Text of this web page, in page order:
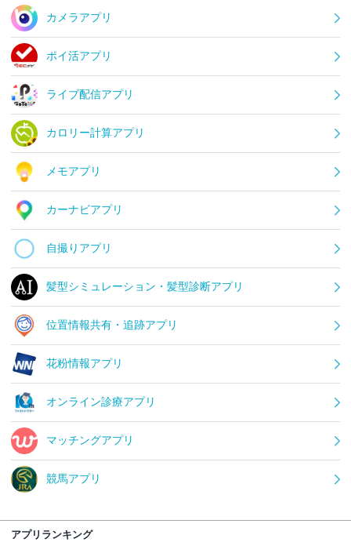
カメラアプリ
ポイ活アプリ
ライブ配信アプリ
カロリー計算アプリ
メモアプリ
カーナビアプリ
自撮りアプリ
髪型シミュレーション・髪型診断アプリ
位置情報共有・追跡アプリ
花粉情報アプリ
オンライン診療アプリ
マッチングアプリ
競馬アプリ
アプリランキング